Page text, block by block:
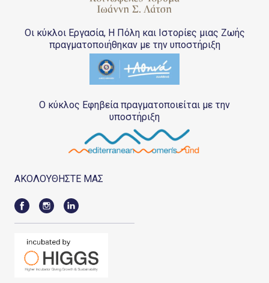
Οι κύκλοι Εργασία, Η Πόλη και Ιστορίες μιας Ζωής
πραγματοποιήθηκαν με την υποστήριξη
Ο κύκλος Εφηβεία πραγματοποιείται με την
υποστήριξη
ΑΚΟΛΟΥΘΗΣΤΕ ΜΑΣ